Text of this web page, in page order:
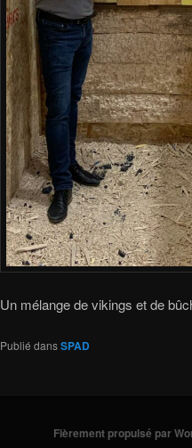
Un mélange de vikings et de
Publié dansSPAD
Fièrement propulsé par